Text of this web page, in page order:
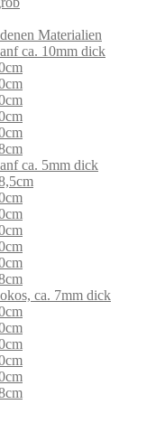
Materialien
ca. 10mm dick
ca. 5mm dick
ca. 7mm dick